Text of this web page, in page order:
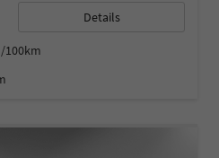
Details
100km